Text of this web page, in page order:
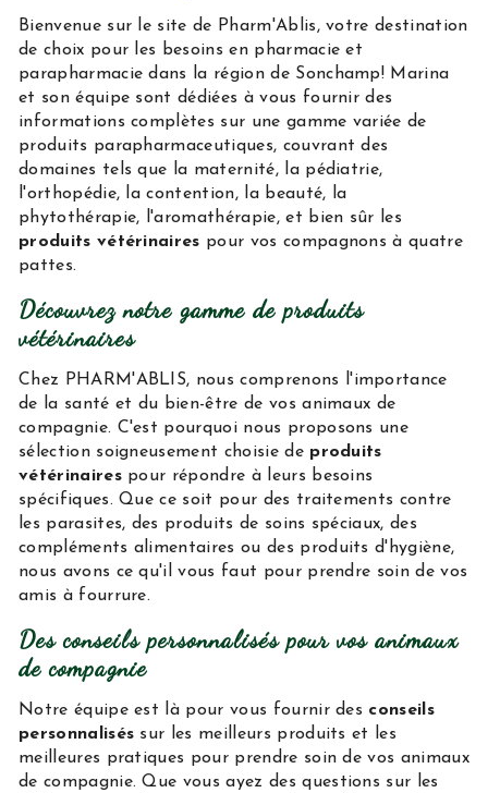
Bienvenue sur le site de Pharm'Ablis, votre destination
de choix pour les besoins en pharmacie et
parapharmacie dans la région de Sonchamp! Marina
et son équipe sont dédiées à vous fournir des
informations complètes sur une gamme variée de
produits parapharmaceutiques, couvrant des
domaines tels que la maternité, la pédiatrie,
l'orthopédie, la contention, la beauté, la
phytothérapie, l'aromathérapie, et bien sûr les
produits vétérinaires pour vos compagnons à quatre
pattes.
Découvrez notre gamme de produits
vétérinaires
Chez PHARM'ABLIS, nous comprenons l'importance
de la santé et du bien-être de vos animaux de
compagnie. C'est pourquoi nous proposons une
sélection soigneusement choisie de produits
vétérinairespour répondre à leurs besoins
spécifiques. Que ce soit pour des traitements contre
les parasites, des produits de soins spéciaux, des
compléments alimentaires ou des produits d'hygiène,
nous avons ce qu'il vous faut pour prendre soin de vos
amis à fourrure.
Des conseils personnalisés pour vos animaux
de compagnie
Notre équipe est là pour vous fournir des conseils
personnalisés sur les meilleurs produits et les
meilleures pratiques pour prendre soin de vos animaux
de compagnie. Que vous ayez des questions sur les